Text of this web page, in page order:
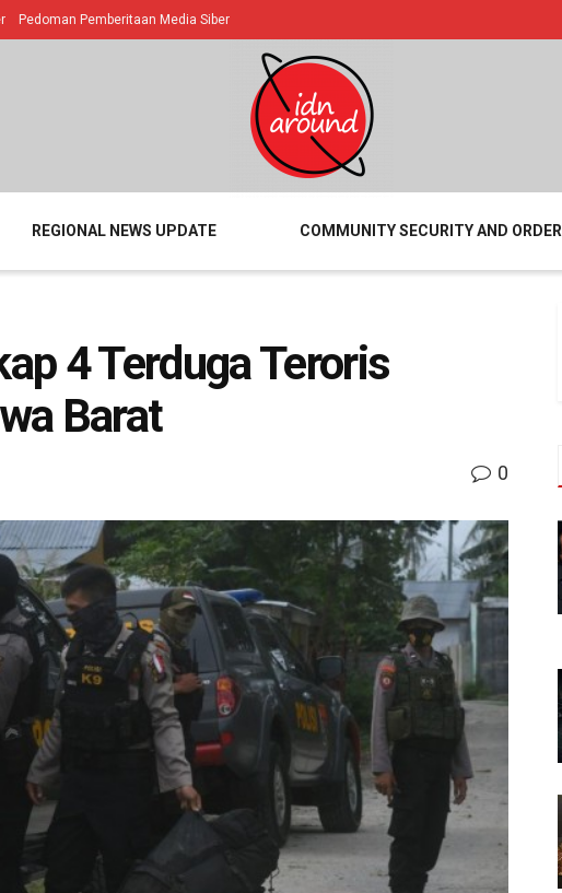
Pedoman Pemberitaan Media Siber
REGIONAL NEWS UPDATE COMMUNITY SECURITY AND ORDER
4 Terduga Teroris
Barat
0